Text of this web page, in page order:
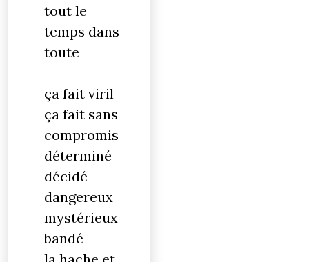
tout le
temps dans
toute
ça fait viril
ça fait sans
compromis
déterminé
décidé
dangereux
mystérieux
bandé